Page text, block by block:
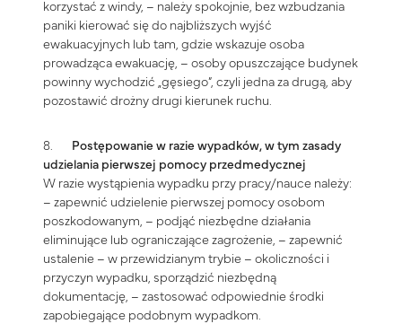
korzystać z windy, – należy spokojnie, bez wzbudzania
paniki kierować się do najbliższych wyjść
ewakuacyjnych lub tam, gdzie wskazuje osoba
prowadząca ewakuację, – osoby opuszczające budynek
powinny wychodzić „gęsiego”, czyli jedna za drugą, aby
pozostawić drożny drugi kierunek ruchu.
8.
Postępowanie w razie wypadków, w tym zasady
udzielania pierwszej pomocy przedmedycznej
W razie wystąpienia wypadku przy pracy/nauce należy:
– zapewnić udzielenie pierwszej pomocy osobom
poszkodowanym, – podjąć niezbędne działania
eliminujące lub ograniczające zagrożenie, – zapewnić
ustalenie – w przewidzianym trybie – okoliczności i
przyczyn wypadku, sporządzić niezbędną
dokumentację, – zastosować odpowiednie środki
zapobiegające podobnym wypadkom.